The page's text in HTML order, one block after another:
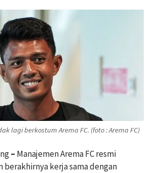
lagi berkostum Arema FC. (foto : Arema FC)
– Manajemen Arema FC resmi
berakhirnya kerja sama dengan